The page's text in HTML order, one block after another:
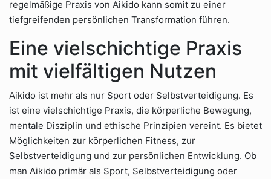
regelmäßige Praxis von Aikido kann somit zu einer
tiefgreifenden persönlichen Transformation führen.
Eine vielschichtige Praxis
mit vielfältigen Nutzen
Aikido ist mehr als nur Sport oder Selbstverteidigung. Es
ist eine vielschichtige Praxis, die körperliche Bewegung,
mentale Disziplin und ethische Prinzipien vereint. Es bietet
Möglichkeiten zur körperlichen Fitness, zur
Selbstverteidigung und zur persönlichen Entwicklung. Ob
man Aikido primär als Sport, Selbstverteidigung oder